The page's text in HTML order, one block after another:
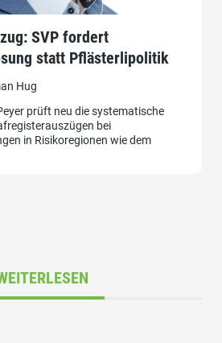
SVP fordert
statt Pflästerlipolitik
Hug
prüft neu die systematische
bei
in Risikoregionen wie dem